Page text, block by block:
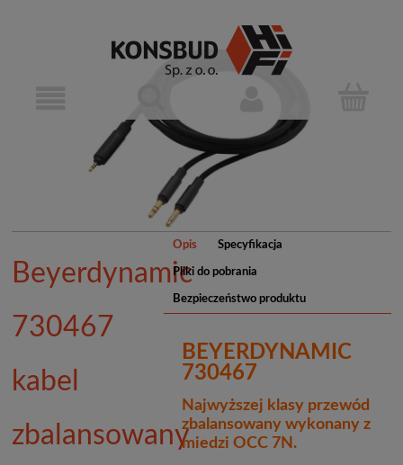
Opis Specyfikacja
Pliki do pobrania
Bezpieczeństwo produktu
BEYERDYNAMIC
730467
Najwyższej klasy przewód
zbalansowany wykonany z
miedzi OCC 7N.
Beyerdynamic
730467
kabel
zbalansowany